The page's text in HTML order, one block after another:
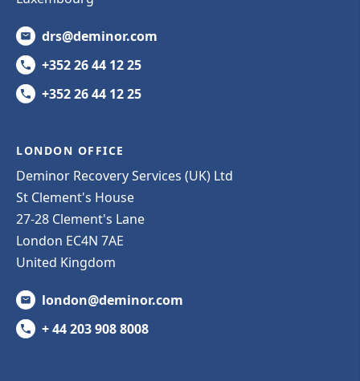
drs@deminor.com
+352 26 44 12 25
+352 26 44 12 25
LONDON OFFICE
Deminor Recovery Services (UK) Ltd
St Clement's House
27-28 Clement's Lane
London EC4N 7AE
United Kingdom
london@deminor.com
+ 44 203 908 8008